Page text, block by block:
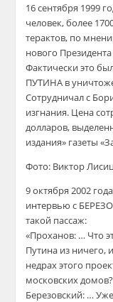
16 сентября 1999
человек, более
терактов, по
нового
Фактически это
ПУТИНА в
Сотрудничал с
изгнания. Цена
долларов,
издания» газеты
Фото: Виктор
9 октября 2002
интервью с
такой пассаж:
«Проханов: … Что
Путина из ничего,
недрах этого
московских домов?
Березовский: …